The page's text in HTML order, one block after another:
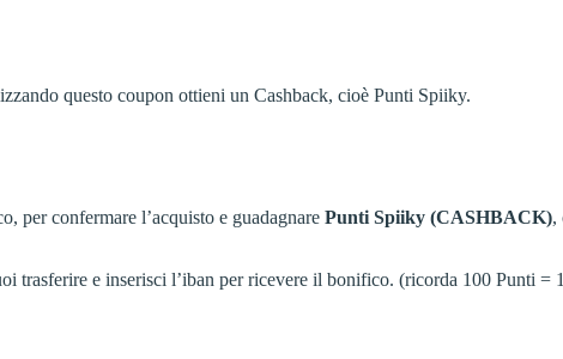
questo coupon ottieni un Cashback, cioè Punti Spiiky.
per confermare l’acquisto e guadagnare Punti Spiiky (CASHBACK),
e inserisci l’iban per ricevere il bonifico. (ricorda 100 Punti =